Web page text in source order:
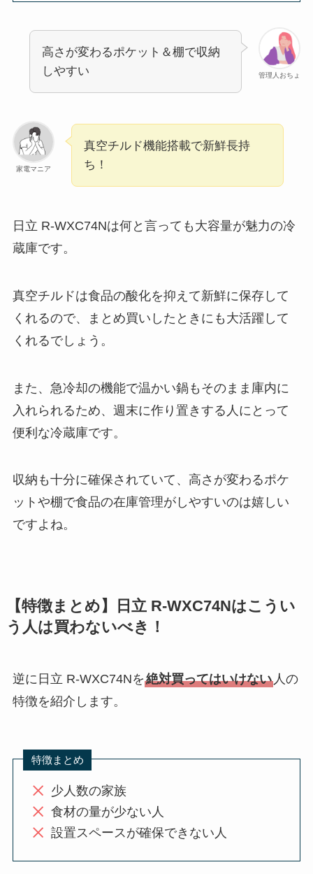
管理人おちょ
高さが変わるポケット＆棚で収納
しやすい
家電マニア
真空チルド機能搭載で新鮮長持
ち！
日立 R-WXC74Nは何と言っても大容量が魅力の冷
蔵庫です。
真空チルドは食品の酸化を抑えて新鮮に保存して
くれるので、まとめ買いしたときにも大活躍して
くれるでしょう。
また、急冷却の機能で温かい鍋もそのまま庫内に
入れられるため、週末に作り置きする人にとって
便利な冷蔵庫です。
収納も十分に確保されていて、高さが変わるポケ
ットや棚で食品の在庫管理がしやすいのは嬉しい
ですよね。
【特徴まとめ】日立 R-WXC74Nはこうい
う人は買わないべき！
逆に日立 R-WXC74Nを絶対買ってはいけない人の
特徴を紹介します。
特徴まとめ
少人数の家族
食材の量が少ない人
設置スペースが確保できない人